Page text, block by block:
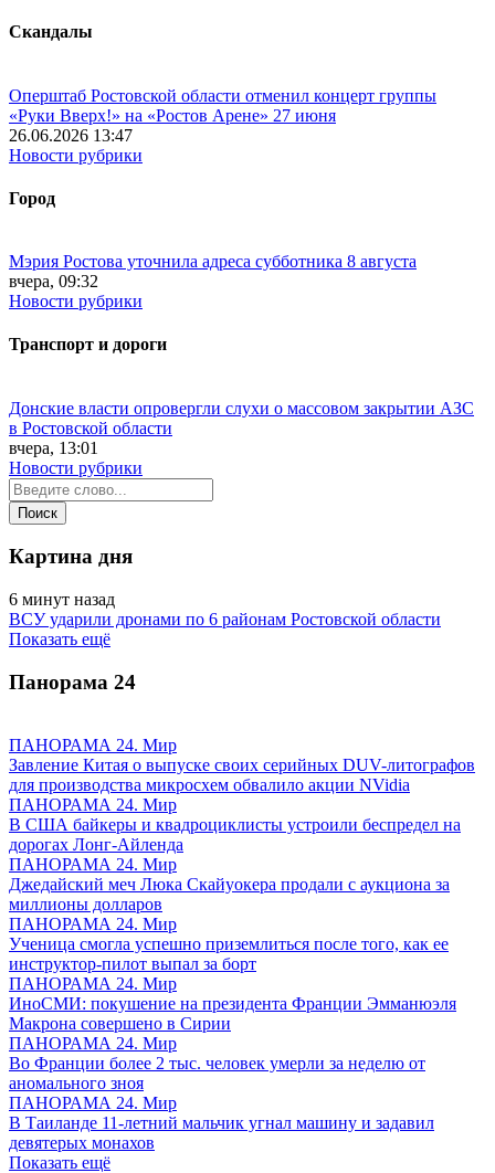
Скандалы
Оперштаб Ростовской области отменил концерт группы
«Руки Вверх!» на «Ростов Арене» 27 июня
26.06.2026 13:47
Новости рубрики
Город
Мэрия Ростова уточнила адреса субботника 8 августа
вчера, 09:32
Новости рубрики
Транспорт и дороги
Донские власти опровергли слухи о массовом закрытии АЗС
в Ростовской области
вчера, 13:01
Новости рубрики
Картина дня
6 минут назад
ВСУ ударили дронами по 6 районам Ростовской области
Показать ещё
Панорама 24
ПАНОРАМА 24. Мир
Завление Китая о выпуске своих серийных DUV-литографов
для производства микросхем обвалило акции NVidia
ПАНОРАМА 24. Мир
В США байкеры и квадроциклисты устроили беспредел на
дорогах Лонг-Айленда
ПАНОРАМА 24. Мир
Джедайский меч Люка Скайуокера продали с аукциона за
миллионы долларов
ПАНОРАМА 24. Мир
Ученица смогла успешно приземлиться после того, как ее
инструктор-пилот выпал за борт
ПАНОРАМА 24. Мир
ИноСМИ: покушение на президента Франции Эмманюэля
Макрона совершено в Сирии
ПАНОРАМА 24. Мир
Во Франции более 2 тыс. человек умерли за неделю от
аномального зноя
ПАНОРАМА 24. Мир
В Таиланде 11-летний мальчик угнал машину и задавил
девятерых монахов
Показать ещё